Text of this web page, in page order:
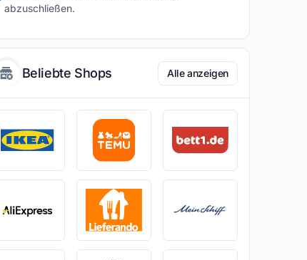
abzuschließen.
Beliebte Shops Alle anzeigen